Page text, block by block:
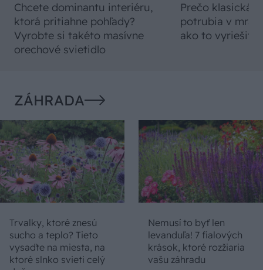
Chcete dominantu interiéru,
ktorá pritiahne pohľady?
Vyrobte si takéto masívne
orechové svietidlo
Prečo klasická
potrubia v
ako to vyriešiť
ZÁHRADA
Trvalky, ktoré znesú
sucho a teplo? Tieto
vysaďte na miesta, na
ktoré slnko svieti celý
Nemusí to byť len
levanduľa! 7 fialových
krások, ktoré rozžiaria
vašu záhradu